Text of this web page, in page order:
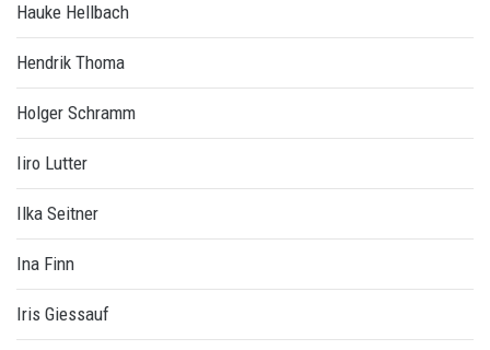
Hauke Hellbach
Hendrik Thoma
Holger Schramm
Iiro Lutter
Ilka Seitner
Ina Finn
Iris Giessauf